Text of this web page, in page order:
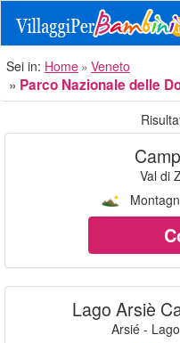
Sei in: Home Veneto
Parco Nazionale delle
Val di
Lago Arsiè
Arsié -